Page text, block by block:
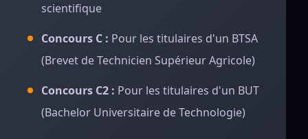
scientifique
Concours C : Pour les titulaires d'un BTSA
(Brevet de Technicien Supérieur Agricole)
Concours C2 : Pour les titulaires d'un BUT
(Bachelor Universitaire de Technologie)